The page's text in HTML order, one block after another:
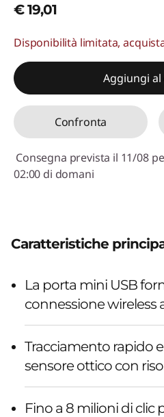
€ 19,01
Disponibilità limitata,
Aggiungi
Confronta
Consegna prevista il 11/08
02:00 di domani
Caratteristiche
La porta mini USB
connessione wireless
Tracciamento rapido
sensore ottico con
Fino a 8 milioni di clic